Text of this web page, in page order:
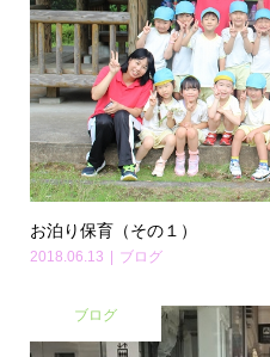
お泊り保育（その１）
2018.06.13 ブログ
ブログ